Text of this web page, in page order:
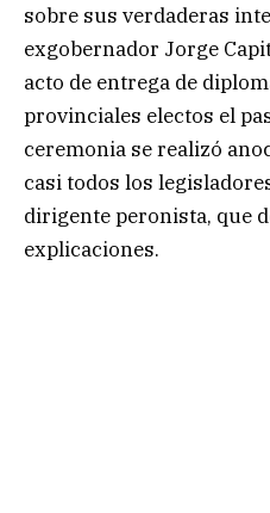
sobre sus verdaderas
exgobernador Jorge
acto de entrega de
provinciales electos el
ceremonia se realizó
casi todos los
dirigente peronista, que
explicaciones.